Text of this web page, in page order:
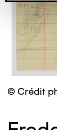
© Crédit